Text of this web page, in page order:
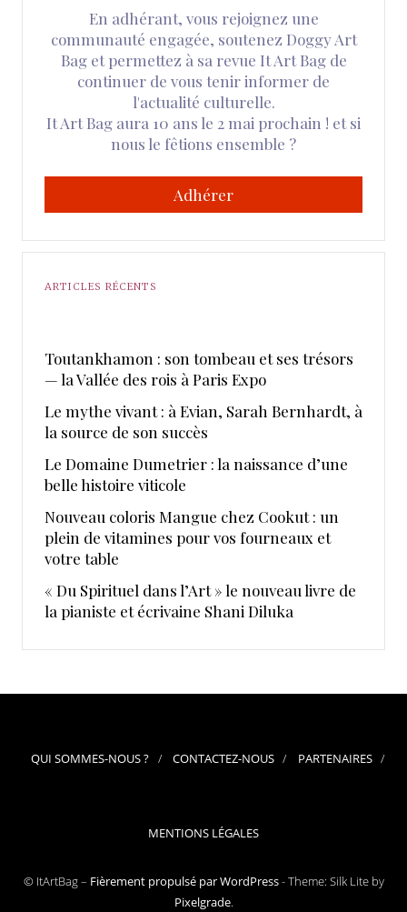
En adhérant, vous rejoignez une
communauté engagée, soutenez Doggy Art
Bag et permettez à sa revue It Art Bag de
continuer de vous tenir informer de
l'actualité culturelle.
It Art Bag aura 10 ans le 2 mai prochain ! et si
nous le fêtions ensemble ?
Adhérer
ARTICLES RÉCENTS
Toutankhamon : son tombeau et ses trésors
— la Vallée des rois à Paris Expo
Le mythe vivant : à Evian, Sarah Bernhardt, à
la source de son succès
Le Domaine Dumetrier : la naissance d’une
belle histoire viticole
Nouveau coloris Mangue chez Cookut : un
plein de vitamines pour vos fourneaux et
votre table
« Du Spirituel dans l’Art » le nouveau livre de
la pianiste et écrivaine Shani Diluka
QUI SOMMES-NOUS ? CONTACTEZ-NOUS PARTENAIRES
MENTIONS LÉGALES
© ItArtBag – Fièrement propulsé par WordPress-Theme: Silk Lite by
Pixelgrade.